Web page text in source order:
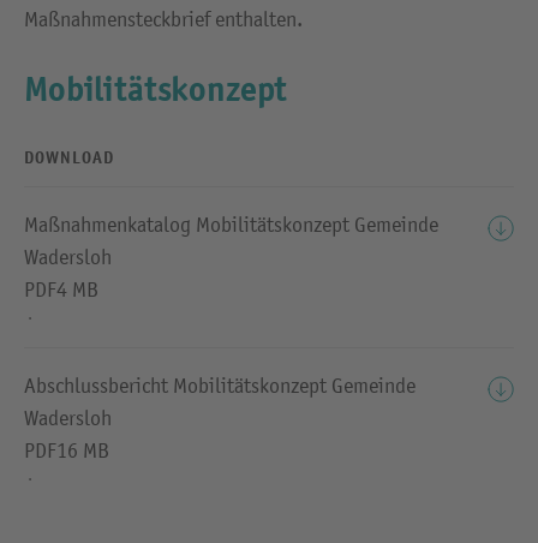
Maßnahmensteckbrief enthalten.
Mobilitätskonzept
DOWNLOAD
Maßnahmenkatalog Mobilitätskonzept Gemeinde
Wadersloh
PDF4 MB
Abschlussbericht Mobilitätskonzept Gemeinde
Wadersloh
PDF16 MB